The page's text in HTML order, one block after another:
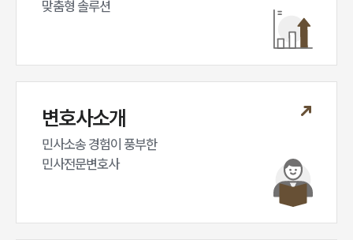
맞춤형 솔루션
변호사소개
민사소송 경험이 풍부한
민사전문변호사